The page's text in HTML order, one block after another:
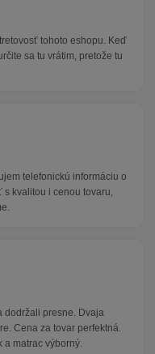
tohoto eshopu. Keď
sa tu vrátim, pretože tu
telefonickú informáciu o
kvalitou i cenou tovaru,
dodržali presne. Dvaja
Cena za tovar perfektná.
a matrac výborný.